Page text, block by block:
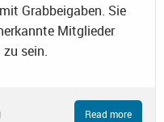
Grabbeigaben. Sie
Mitglieder
sein.
Read more